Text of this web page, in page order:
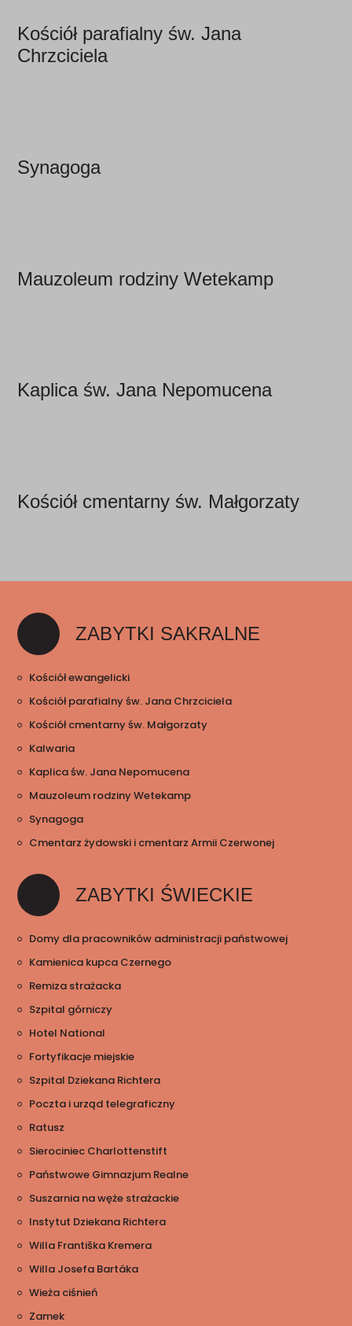
Kościół parafialny św. Jana
Chrzciciela
Synagoga
Mauzoleum rodziny Wetekamp
Kaplica św. Jana Nepomucena
Kościół cmentarny św. Małgorzaty
ZABYTKI SAKRALNE
Kościół ewangelicki
Kościół parafialny św. Jana Chrzciciela
Kościół cmentarny św. Małgorzaty
Kalwaria
Kaplica św. Jana Nepomucena
Mauzoleum rodziny Wetekamp
Synagoga
Cmentarz żydowski i cmentarz Armii Czerwonej
ZABYTKI ŚWIECKIE
Domy dla pracowników administracji państwowej
Kamienica kupca Czernego
Remiza strażacka
Szpital górniczy
Hotel National
Fortyfikacje miejskie
Szpital Dziekana Richtera
Poczta i urząd telegraficzny
Ratusz
Sierociniec Charlottenstift
Państwowe Gimnazjum Realne
Suszarnia na węże strażackie
Instytut Dziekana Richtera
Willa Františka Kremera
Willa Josefa Bartáka
Wieża ciśnień
Zamek